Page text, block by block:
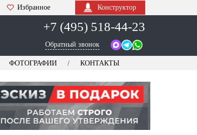
Избранное Конструктор
+7 (495) 518-44-23
Обратный звонок
ФОТОГРАФИИ КОНТАКТЫ